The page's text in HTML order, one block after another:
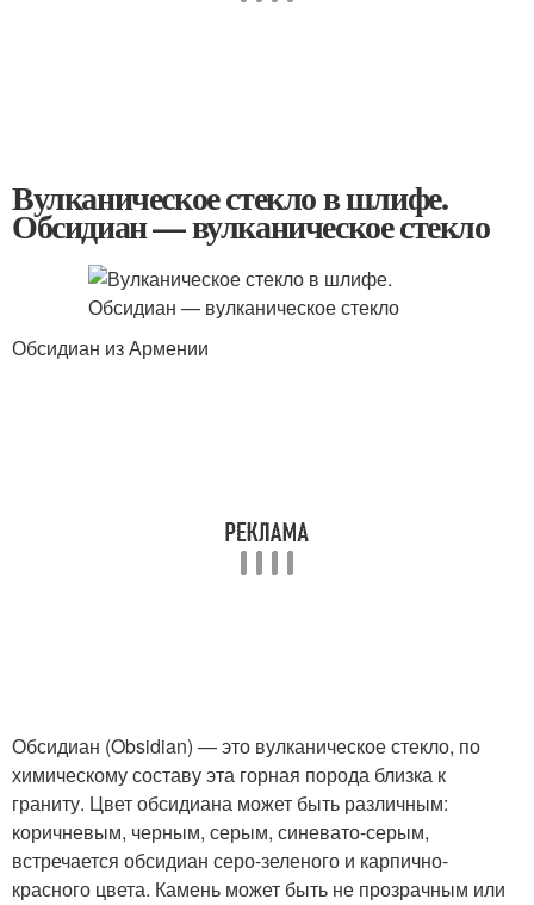
Вулканическое стекло в шлифе.
Обсидиан — вулканическое стекло
Обсидиан из Армении
Обсидиан (Obsidian) — это вулканическое стекло, по
химическому составу эта горная порода близка к
граниту. Цвет обсидиана может быть различным:
коричневым, черным, серым, синевато-серым,
встречается обсидиан серо-зеленого и карпично-
красного цвета. Камень может быть не прозрачным или